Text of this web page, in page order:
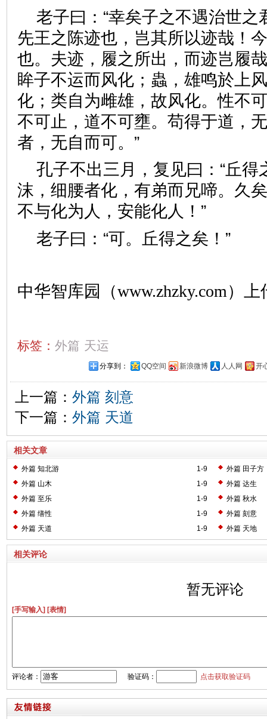
老子曰：“幸矣子之不遇治世之
先王之陈迹也，岂其所以迹哉！
也。夫迹，履之所出，而迹岂履
眸子不运而风化；蟲，雄鸣於上
化；类自为雌雄，故风化。性不
不可止，道不可壅。苟得于道，
者，无自而可。”
孔子不出三月，复见曰：“丘得
沫，细腰者化，有弟而兄啼。久
不与化为人，安能化人！”
老子曰：“可。丘得之矣！”
中华智库园（www.zhzky.com）上
标签： 外篇 天运
分享到： QQ空间 新浪微博 人人网 开
上一篇： 外篇 刻意
下一篇： 外篇 天道
相关文章
1-9
外篇 知北游
外篇 田子方
1-9
外篇 山木
外篇 达生
1-9
外篇 至乐
外篇 秋水
1-9
外篇 缮性
外篇 刻意
1-9
外篇 天道 外篇 天地
相关评论
暂无评论
[手写输入] [表情]
评论者： 验证码： 点击获取验证码